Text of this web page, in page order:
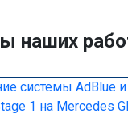
наших